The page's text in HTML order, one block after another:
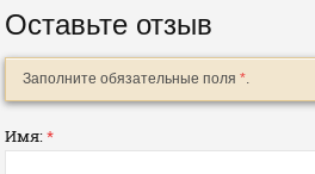
Оставьте отзыв
Заполните обязательные поля *
Имя:*